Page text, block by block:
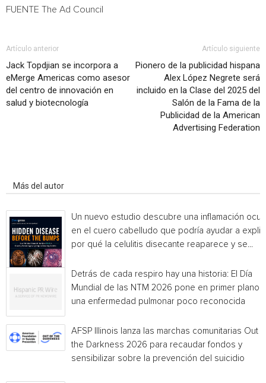
FUENTE The Ad Council
Artículo anterior
Jack Topdjian se incorpora a
eMerge Americas como asesor
del centro de innovación en
salud y biotecnología
Artículo siguiente
Pionero de la publicidad hispana
Alex López Negrete será
incluido en la Clase del 2025 del
Salón de la Fama de la
Publicidad de la American
Advertising Federation
Más del autor
Un nuevo estudio descubre una inflamación
en el cuero cabelludo que podría ayudar a
por qué la celulitis disecante reaparece y se...
Detrás de cada respiro hay una historia: El Día
Mundial de las NTM 2026 pone en primer plano
una enfermedad pulmonar poco reconocida
AFSP Illinois lanza las marchas comunitarias Out
the Darkness 2026 para recaudar fondos y
sensibilizar sobre la prevención del suicidio